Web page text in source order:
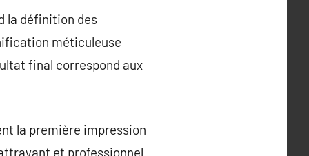
la définition des
méticuleuse
final correspond aux
la première impression
et professionnel